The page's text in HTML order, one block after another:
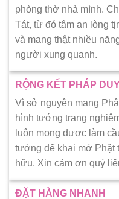
phòng thờ nhà mình.
Tát, từ đó tâm an lòng
và mang thật nhiều
người xung quanh.
RỘNG KẾT PHÁP
Vì sở nguyện mang
hình tướng trang
luôn mong được làm
tướng để khai mở Phật
hữu. Xin cảm ơn quý
ĐẶT HÀNG NHANH